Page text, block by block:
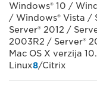
Windows® 10 /
/ Windows® Vista /
Server® 2012 /
2003R2 / Server®
Mac OS X verzija
Linux8/Citrix